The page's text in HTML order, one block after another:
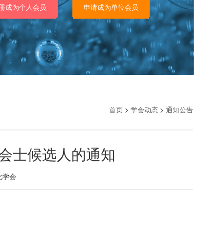
成为个人会员 申请成为单位会员
首页 > 学会动态 > 通知公告
士候选人的通知
学会